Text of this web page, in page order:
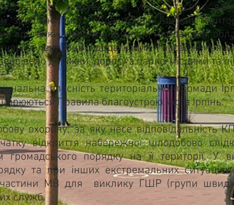
з урахуванням усіх сучасних
зроблені чисті, облаштовані пляжні
альтанки, лавочки, дитячий майданчик,
нові зелені зони з додатковими
вело доріжки, дорогу з парко-місцями та
власність територіальної громади
Правила благоустрою міста Ірпінь.
охорону, за яку несе відповідальність
відкриття набережної цілодобово
порядку на її території. У
та при інших екстремальних
частини МВ для виклику ГШР (групи
служб.